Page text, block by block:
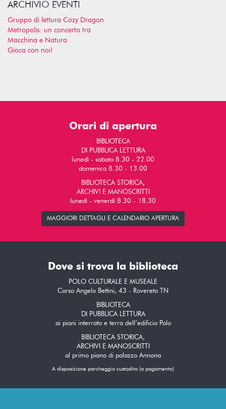
ARCHIVIO EVENTI
Gruppo di lettura Cozy Dragon
Metropolis: un concerto tra
Macchina e Natura
Gioca con noi!
Orari di apertura
BIBLIOTECA
DI PUBBLICA LETTURA
lunedì - sabato 8.30 - 22.00
domenica 8.30 - 13.00
BIBLIOTECA STORICA,
ARCHIVI E MANOSCRITTI
lunedì - venerdì 8.30 - 18.30
MAGGIORI DETTAGLI E CALENDARIO APERTURA
Dove si trova la biblioteca
POLO CULTURALE E MUSEALE
Corso Angelo Bettini, 43 - Rovereto TN
BIBLIOTECA
DI PUBBLICA LETTURA
ai piani interrato e terra dell’edificio Polo
BIBLIOTECA STORICA,
ARCHIVI E MANOSCRITTI
al primo piano di palazzo Annona
A disposizione parcheggio custodito (a pagamento)